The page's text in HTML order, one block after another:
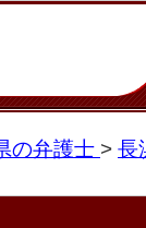
の弁護士 > 長